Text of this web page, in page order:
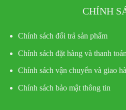
CHÍNH
Chính sách đổi trả sản phẩm
Chính sách đặt hàng và thanh toán
Chính sách vận chuyển và giao
Chính sách bảo mật thông tin